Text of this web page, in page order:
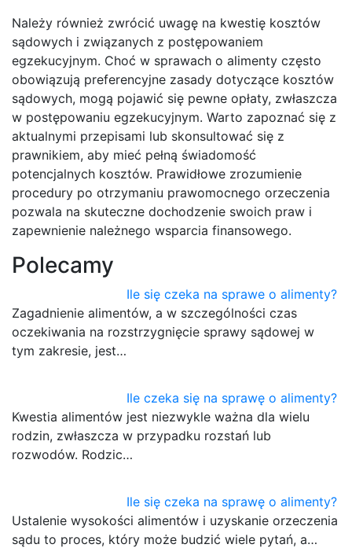
Należy również zwrócić uwagę na kwestię kosztów
sądowych i związanych z postępowaniem
egzekucyjnym. Choć w sprawach o alimenty często
obowiązują preferencyjne zasady dotyczące kosztów
sądowych, mogą pojawić się pewne opłaty, zwłaszcza
w postępowaniu egzekucyjnym. Warto zapoznać się z
aktualnymi przepisami lub skonsultować się z
prawnikiem, aby mieć pełną świadomość
potencjalnych kosztów. Prawidłowe zrozumienie
procedury po otrzymaniu prawomocnego orzeczenia
pozwala na skuteczne dochodzenie swoich praw i
zapewnienie należnego wsparcia finansowego.
Polecamy
Ile się czeka na sprawe o alimenty?
Zagadnienie alimentów, a w szczególności czas
oczekiwania na rozstrzygnięcie sprawy sądowej w
tym zakresie, jest…
Ile czeka się na sprawę o alimenty?
Kwestia alimentów jest niezwykle ważna dla wielu
rodzin, zwłaszcza w przypadku rozstań lub
rozwodów. Rodzic…
Ile się czeka na sprawę o alimenty?
Ustalenie wysokości alimentów i uzyskanie orzeczenia
sądu to proces, który może budzić wiele pytań, a…